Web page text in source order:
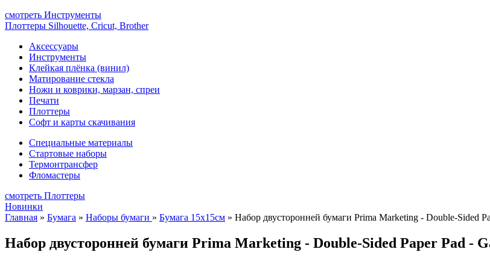
смотреть Инструменты
Плоттеры Silhouette, Cricut, Brother
Аксессуары
Инструменты
Клейкая плёнка (винил)
Матирование стекла
Ножи и коврики, марзан, спреи
Печати
Плоттеры
Софт и карты скачивания
Специальные материалы
Стартовые наборы
Термонтрансфер
Фломастеры
смотреть Плоттеры
Новинки
Главная » Бумага » Наборы бумаги » Бумага 15х15см » Набор двусторонней бумаги Prima Marketing - Double-Sided
Набор двусторонней бумаги Prima Marketing - Double-Sided Paper Pad -